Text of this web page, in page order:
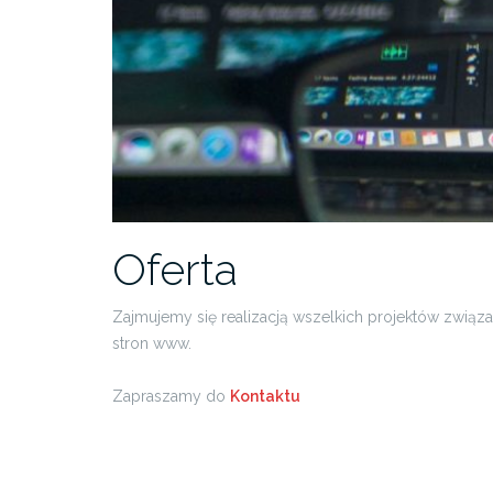
Oferta
Zajmujemy się realizacją wszelkich projektów
stron www.
Zapraszamy do Kontaktu